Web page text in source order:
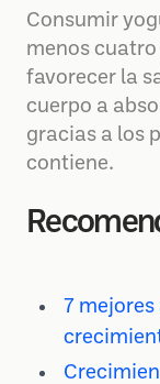
Consumir
menos cuatro
favorecer la
cuerpo a
gracias a los
contiene.
7